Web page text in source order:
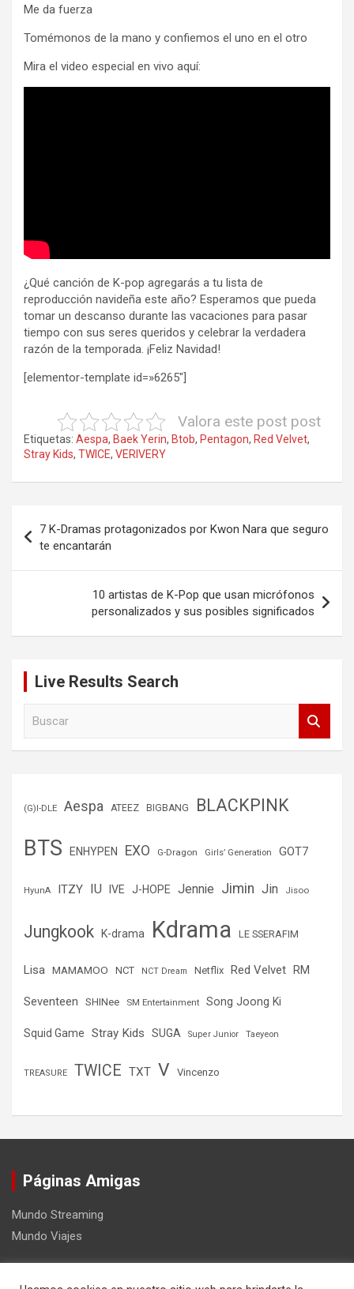
Me da fuerza
Tomémonos de la mano y confiemos el uno en el otro
Mira el video especial en vivo aquí:
¿Qué canción de K-pop agregarás a tu lista de
reproducción navideña este año? Esperamos que pueda
tomar un descanso durante las vacaciones para pasar
tiempo con sus seres queridos y celebrar la verdadera
razón de la temporada. ¡Feliz Navidad!
[elementor-template id=»6265″]
Valora este post post
Etiquetas: Aespa, Baek Yerin, Btob, Pentagon, Red Velvet,
Stray Kids, TWICE, VERIVERY
de
entradas
7 K-Dramas protagonizados por Kwon Nara que seguro
te encantarán
10 artistas de K-Pop que usan micrófonos
personalizados y sus posibles significados
Live Results Search
(G)I-DLE Aespa ATEEZ BIGBANG BLACKPINK
BTS ENHYPEN EXO G-Dragon Girls’ Generation GOT7
HyunA ITZY IU IVE J-HOPE Jennie Jimin Jin Jisoo
Jungkook K-drama Kdrama LE SSERAFIM
Lisa MAMAMOO NCT NCT Dream Netflix Red Velvet RM
Seventeen SHINee SM Entertainment Song Joong Ki
Squid Game Stray Kids SUGA Super Junior Taeyeon
TREASURE TWICE TXT V Vincenzo
Páginas Amigas
Mundo Streaming
Mundo Viajes